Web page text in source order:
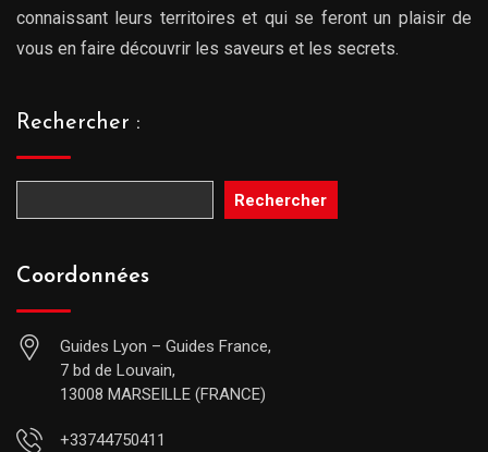
connaissant leurs territoires et qui se feront un plaisir de
vous en faire découvrir les saveurs et les secrets.
Rechercher :
Rechercher
Coordonnées
Guides Lyon – Guides France,
7 bd de Louvain,
13008 MARSEILLE (FRANCE)
+33744750411